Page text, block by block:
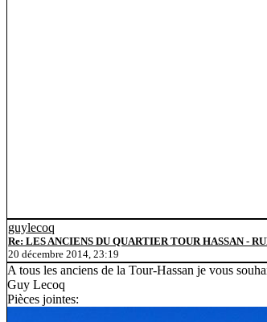
guylecoq
Re: LES ANCIENS DU QUARTIER TOUR HASSAN -
20 décembre 2014, 23:19
A tous les anciens de la Tour-Hassan je vous
Guy Lecoq
Pièces jointes: